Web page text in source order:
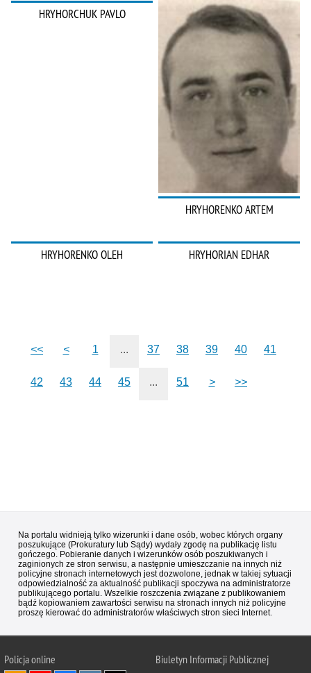
HRYHORCHUK PAVLO
HRYHORENKO ARTEM
HRYHORENKO OLEH HRYHORIAN EDHAR
<< < 1 ... 37 38 39 40 41
42 43 44 45 ... 51 > >>
Na portalu widnieją tylko wizerunki i dane osób, wobec których organy
poszukujące (Prokuratury lub Sądy) wydały zgodę na publikację listu
gończego. Pobieranie danych i wizerunków osób poszukiwanych i
zaginionych ze stron serwisu, a następnie umieszczanie na innych niż
policyjne stronach internetowych jest dozwolone, jednak w takiej sytuacji
odpowiedzialność za aktualność publikacji spoczywa na administratorze
publikującego portalu. Wszelkie roszczenia związane z publikowaniem
bądź kopiowaniem zawartości serwisu na stronach innych niż policyjne
proszę kierować do administratorów właściwych stron sieci Internet.
Policjaonline Biuletyn Informacji Publicznej